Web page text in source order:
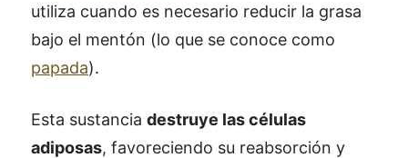
utiliza cuando es necesario reducir la grasa
bajo el mentón (lo que se conoce como
papada).
Esta sustancia destruye las células
adiposas, favoreciendo su reabsorción y